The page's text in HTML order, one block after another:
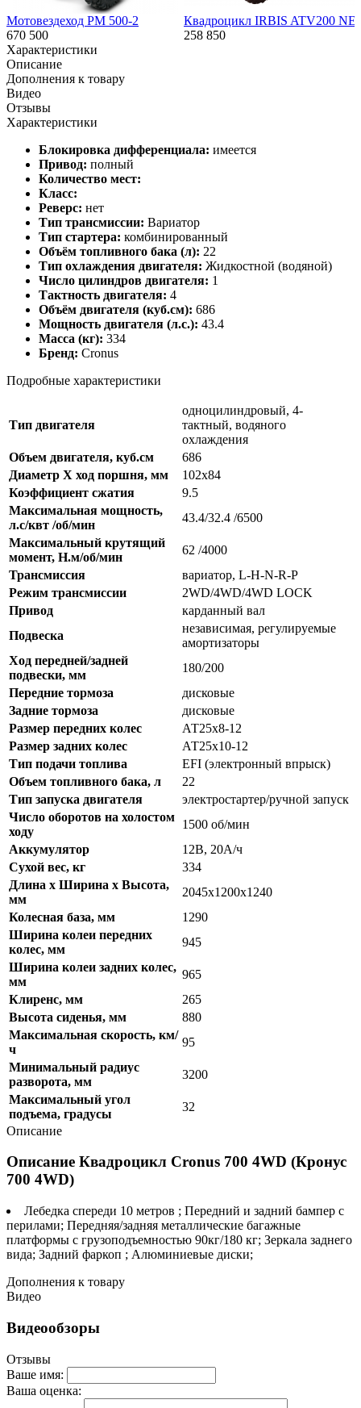
Мотовездеход РМ 500-2
670 500
Квадроцикл IRBIS ATV200
258 850
Характеристики
Описание
Дополнения к товару
Видео
Отзывы
Характеристики
Блокировка дифференциала: имеется
Привод: полный
Количество мест:
Класс:
Реверс: нет
Тип трансмиссии: Вариатор
Тип стартера: комбинированный
Объём топливного бака (л): 22
Тип охлаждения двигателя: Жидкостной (водяной)
Число цилиндров двигателя: 1
Тактность двигателя: 4
Объём двигателя (куб.см): 686
Мощность двигателя (л.с.): 43.4
Масса (кг): 334
Бренд: Cronus
Подробные характеристики
Тип двигателя
одноцилиндровый, 4-
тактный, водяного
охлаждения
Объем двигателя, куб.см
686
Диаметр Х ход поршня, мм
102х84
Коэффициент сжатия
9.5
Максимальная мощность,
л.с/квт /об/мин
43.4/32.4 /6500
Максимальный крутящий
момент, Н.м/об/мин
62 /4000
Трансмиссия
вариатор, L-H-N-R-P
Режим трансмиссии
2WD/4WD/4WD LOCK
Привод
карданный вал
Подвеска
независимая, регулируемые
амортизаторы
Ход передней/задней
подвески, мм
180/200
Передние тормоза
дисковые
Задние тормоза
дисковые
Размер передних колес
АТ25х8-12
Размер задних колес
АТ25х10-12
Тип подачи топлива
EFI (электронный впрыск)
Объем топливного бака, л
22
Тип запуска двигателя
электростартер/ручной запуск
Число оборотов на холостом
ходу
1500 об/мин
Аккумулятор
12В, 20А/ч
Сухой вес, кг
334
Длина х Ширина х Высота,
мм
2045х1200х1240
Колесная база, мм
1290
Ширина колеи передних
колес, мм
945
Ширина колеи задних колес,
мм
965
Клиренс, мм
265
Высота сиденья, мм
880
Максимальная скорость, км/
ч
95
Минимальный радиус
разворота, мм
3200
Максимальный угол
подъема, градусы
32
Описание
Описание Квадроцикл Cronus 700 4WD (Кронус
700 4WD)
Лебедка спереди 10 метров ; Передний и задний бампер c
перилами; Передняя/задняя металлические багажные
платформы с грузоподъемностью 90кг/180 кг; Зеркала заднего
вида; Задний фаркоп ; Алюминиевые диски;
Дополнения к товару
Видео
Видеообзоры
Отзывы
Ваше имя:
Ваша оценка: